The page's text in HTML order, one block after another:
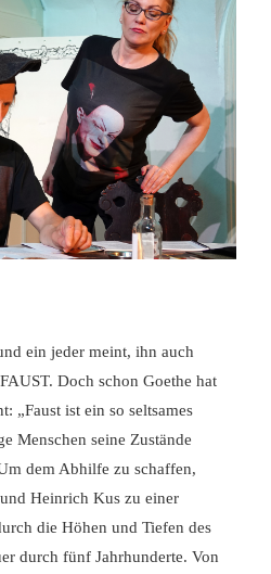
ein jeder meint, ihn auch
Doch schon Goethe hat
„Faust ist ein so seltsames
Menschen seine Zustände
dem Abhilfe zu schaffen,
Heinrich Kus zu einer
die Höhen und Tiefen des
durch fünf Jahrhunderte. Von